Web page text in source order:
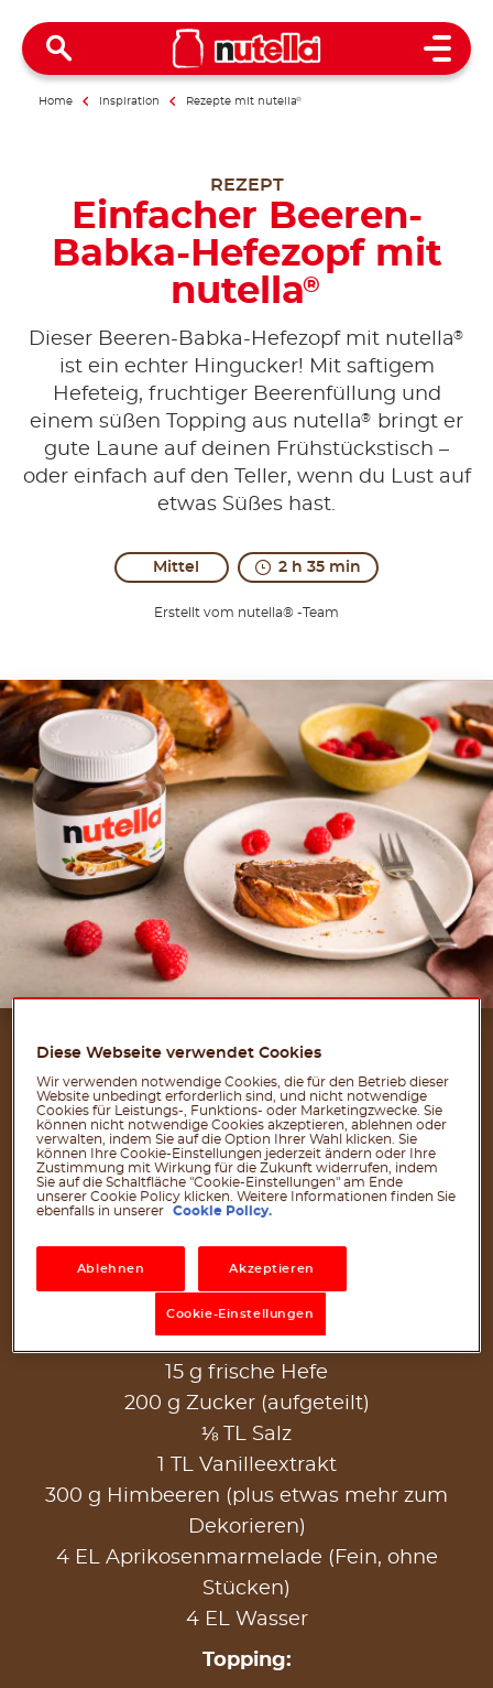
Open
Home Inspiration Rezepte mit nutella®
REZEPT
Einfacher Beeren-
Babka-Hefezopf mit
nutella®
Dieser Beeren-Babka-Hefezopf mit nutella®
ist ein echter Hingucker! Mit saftigem
Hefeteig, fruchtiger Beerenfüllung und
einem süßen Topping aus nutella®
bringt er
gute Laune auf deinen Frühstückstisch –
oder einfach auf den Teller, wenn du Lust auf
etwas Süßes hast.
Mittel 2 h 35 min
Erstellt vom nutella® -Team
ZUTATEN
FÜR 8 PORTIONEN
Für den Zopf:
500 g Mehl (etwas mehr zum Bestäuben)
125 ml Milch
2 Eier
1 Eigelb
30 ml Schlagsahne
80 g Butter (Raumtemperatur)
15 g frische Hefe
200 g Zucker (aufgeteilt)
⅛ TL Salz
1 TL Vanilleextrakt
300 g Himbeeren (plus etwas mehr zum
Dekorieren)
4 EL Aprikosenmarmelade (Fein, ohne
Stücken)
4 EL Wasser
Topping:
Diese Webseite verwendet Cookies
Wir verwenden notwendige Cookies, die für den Betrieb dieser
Website unbedingt erforderlich sind, und nicht notwendige
Cookies für Leistungs-, Funktions- oder Marketingzwecke. Sie
können nicht notwendige Cookies akzeptieren, ablehnen oder
verwalten, indem Sie auf die Option Ihrer Wahl klicken. Sie
können Ihre Cookie-Einstellungen jederzeit ändern oder Ihre
Zustimmung mit Wirkung für die Zukunft widerrufen, indem
Sie auf die Schaltfläche "Cookie-Einstellungen" am Ende
unserer Cookie Policy klicken. Weitere Informationen finden Sie
ebenfalls in unserer
Cookie Policy.
Ablehnen Akzeptieren
Cookie-Einstellungen